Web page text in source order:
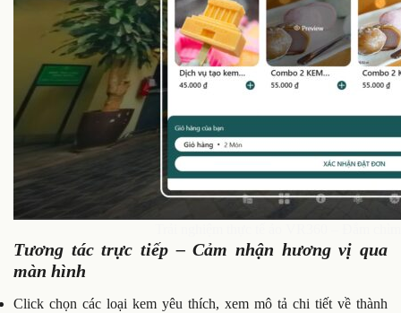
Tương tác trực tiếp – Cảm nhận hương vị qua
màn hình
Click chọn các loại kem yêu thích, xem mô tả chi tiết về thành